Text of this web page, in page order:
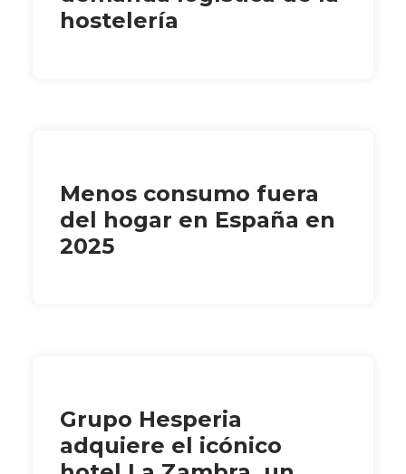
hostelería
Menos consumo fuera
del hogar en España en
2025
Grupo Hesperia
adquiere el icónico